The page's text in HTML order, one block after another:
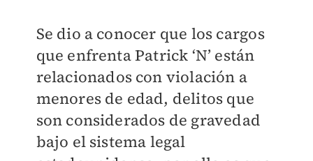
Se dio a conocer que los cargos
que enfrenta Patrick ‘N’ están
relacionados con violación a
menores de edad, delitos que
son considerados de gravedad
bajo el sistema legal